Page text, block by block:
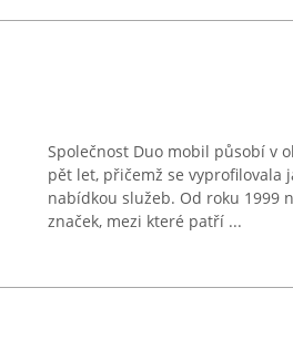
Společnost Duo mobil působí v
pět let, přičemž se vyprofilovala
nabídkou služeb. Od roku 1999
značek, mezi které patří ...